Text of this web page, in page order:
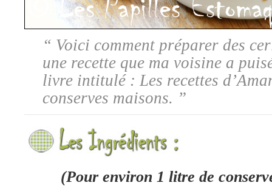
“ Voici comment préparer des
une recette que ma voisine a
livre intitulé : Les recettes
conserves maisons. ”
(Pour environ 1 litre de